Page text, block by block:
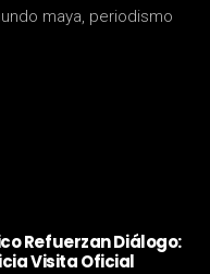
maya, periodismo
Refuerzan Diálogo:
Visita Oficial